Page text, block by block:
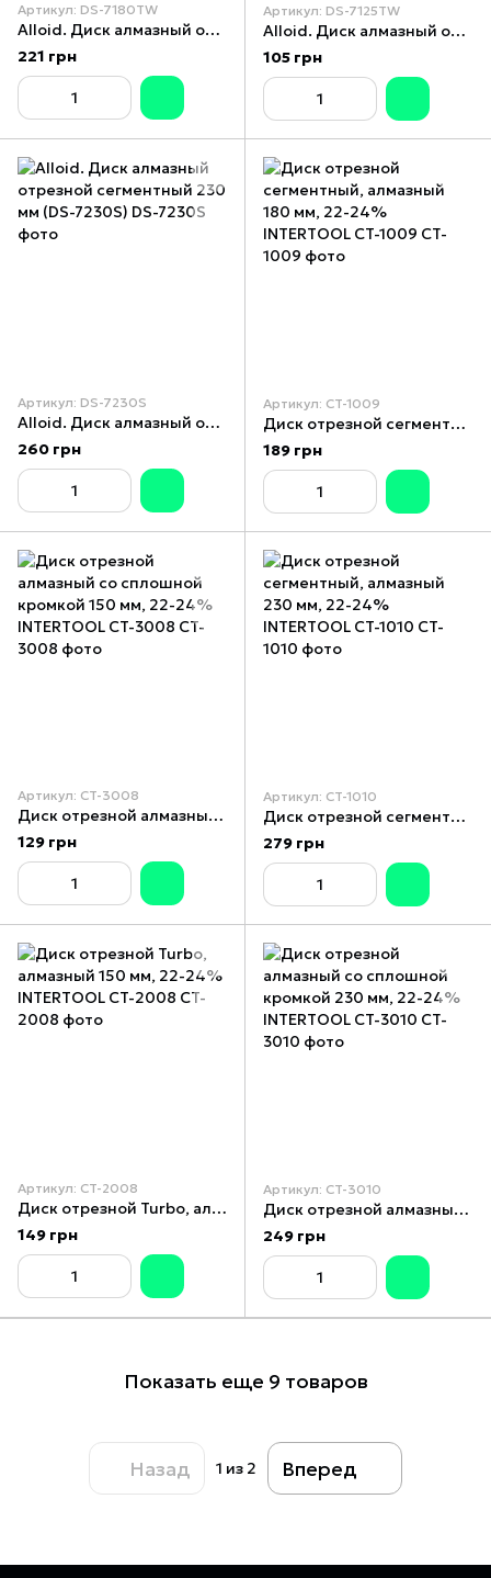
Артикул: DS-7180TW
Alloid. Диск алмазный отрезной Turbo Wave 180 мм (DS-7180TW)
221 грн
Артикул: DS-7125TW
Alloid. Диск алмазный отрезной Turbo Wave 125 мм (DS-7125TW)
105 грн
Артикул: DS-7230S
Alloid. Диск алмазный отрезной сегментный 230 мм (DS-7230S)
260 грн
Артикул: CT-1009
Диск отрезной сегментный, алмазный 180 мм, 22-24% INTERTOOL CT-1009
189 грн
Артикул: CT-3008
Диск отрезной алмазный со сплошной кромкой 150 мм, 22-24% INTERTOOL CT-3008
129 грн
Артикул: CT-1010
Диск отрезной сегментный, алмазный 230 мм, 22-24% INTERTOOL CT-1010
279 грн
Артикул: CT-2008
Диск отрезной Turbo, алмазный 150 мм, 22-24% INTERTOOL CT-2008
149 грн
Артикул: CT-3010
Диск отрезной алмазный со сплошной кромкой 230 мм, 22-24% INTERTOOL CT-3010
249 грн
Показать еще 9 товаров
Назад 1 из 2 Вперед